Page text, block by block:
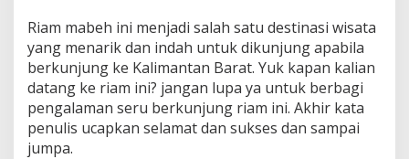
Riam mabeh ini menjadi salah satu destinasi wisata
yang menarik dan indah untuk dikunjung apabila
berkunjung ke Kalimantan Barat. Yuk kapan kalian
datang ke riam ini? jangan lupa ya untuk berbagi
pengalaman seru berkunjung riam ini. Akhir kata
penulis ucapkan selamat dan sukses dan sampai
jumpa.